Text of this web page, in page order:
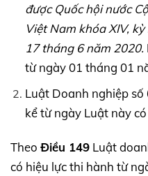
được Quốc hội nước
Việt Nam khóaXIV, kỳ
17 tháng 6 năm 2020.
từ ngày 01 tháng 01
Luật Doanh nghiệp
kể từ ngày Luật này
Theo Điều 149 Luật
có hiệu lực thi hành từ